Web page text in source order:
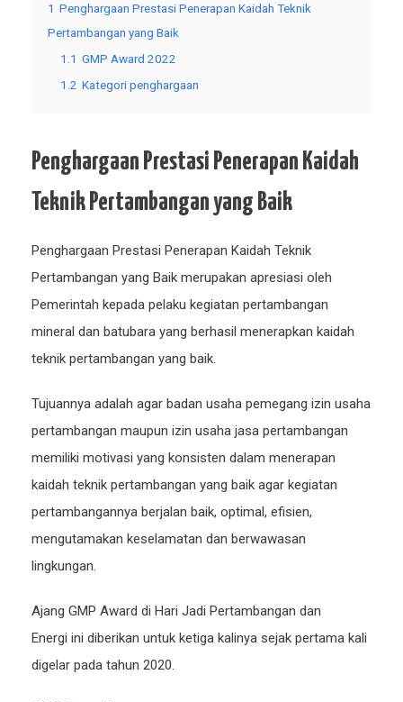
1 Penghargaan Prestasi Penerapan Kaidah Teknik
Pertambangan yang Baik
1.1 GMP Award 2022
1.2 Kategori penghargaan
Penghargaan Prestasi Penerapan Kaidah
Teknik Pertambangan yang Baik
Penghargaan Prestasi Penerapan Kaidah Teknik
Pertambangan yang Baik merupakan apresiasi oleh
Pemerintah kepada pelaku kegiatan pertambangan
mineral dan batubara yang berhasil menerapkan kaidah
teknik pertambangan yang baik.
Tujuannya adalah agar badan usaha pemegang izin usaha
pertambangan maupun izin usaha jasa pertambangan
memiliki motivasi yang konsisten dalam menerapan
kaidah teknik pertambangan yang baik agar kegiatan
pertambangannya berjalan baik, optimal, efisien,
mengutamakan keselamatan dan berwawasan
lingkungan.
Ajang GMP Award di Hari Jadi Pertambangan dan
Energi ini diberikan untuk ketiga kalinya sejak pertama kali
digelar pada tahun 2020.